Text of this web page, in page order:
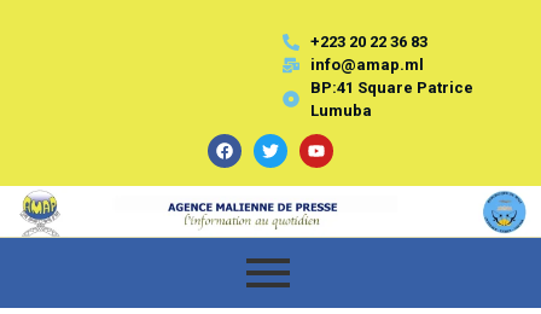
+223 20 22 36 83
info@amap.ml
BP:41 Square Patrice
Lumuba